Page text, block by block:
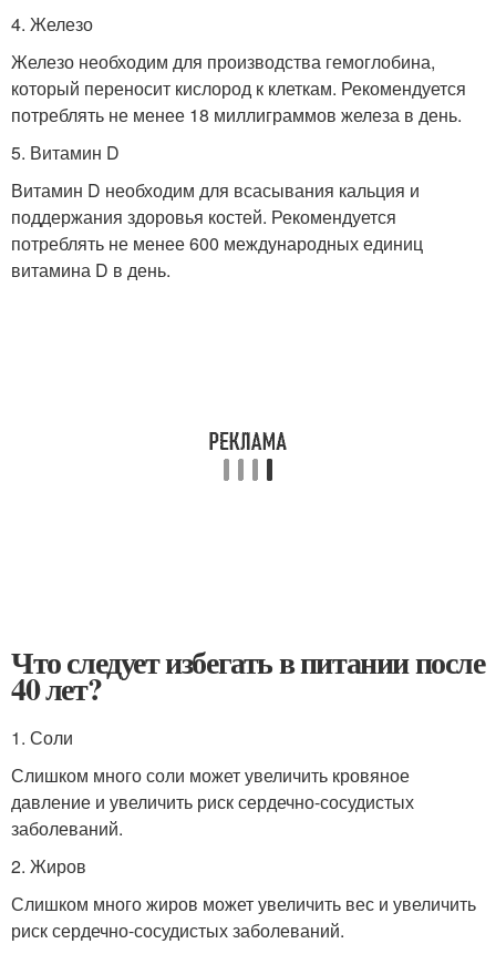
4. Железо
Железо необходим для производства гемоглобина,
который переносит кислород к клеткам. Рекомендуется
потреблять не менее 18 миллиграммов железа в день.
5. Витамин D
Витамин D необходим для всасывания кальция и
поддержания здоровья костей. Рекомендуется
потреблять не менее 600 международных единиц
витамина D в день.
Что следует избегать в питании после
40 лет?
1. Соли
Слишком много соли может увеличить кровяное
давление и увеличить риск сердечно-сосудистых
заболеваний.
2. Жиров
Слишком много жиров может увеличить вес и увеличить
риск сердечно-сосудистых заболеваний.